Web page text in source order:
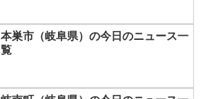
本巣市（岐阜県）の今日のニュース一
覧